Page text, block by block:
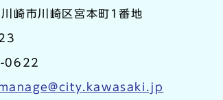
崎市川崎区宮本町1番地
0622